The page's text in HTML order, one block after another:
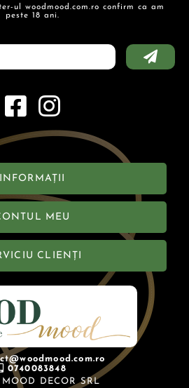
ul woodmood.com.ro confirm ca am
peste 18 ani.
INFORMAȚII
MEU
CLIENȚI
0740083848
DECOR SRL